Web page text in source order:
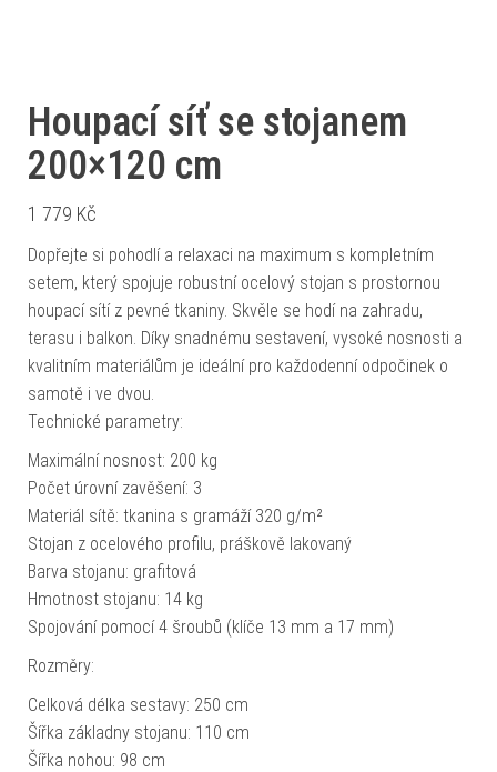
Houpací síť se stojanem
200×120 cm
1 779 Kč
Dopřejte si pohodlí a relaxaci na maximum s kompletním
setem, který spojuje robustní ocelový stojan s prostornou
houpací sítí z pevné tkaniny. Skvěle se hodí na zahradu,
terasu i balkon. Díky snadnému sestavení, vysoké nosnosti a
kvalitním materiálům je ideální pro každodenní odpočinek o
samotě i ve dvou.
Technické parametry:
Maximální nosnost: 200 kg
Počet úrovní zavěšení: 3
Materiál sítě: tkanina s gramáží 320 g/m²
Stojan z ocelového profilu, práškově lakovaný
Barva stojanu: grafitová
Hmotnost stojanu: 14 kg
Spojování pomocí 4 šroubů (klíče 13 mm a 17 mm)
Rozměry:
Celková délka sestavy: 250 cm
Šířka základny stojanu: 110 cm
Šířka nohou: 98 cm